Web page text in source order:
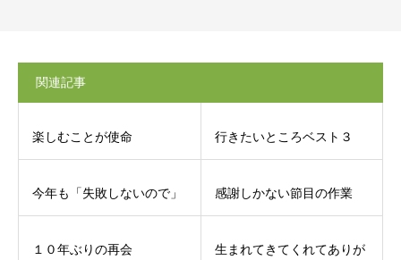
関連記事
楽しむことが使命 行きたいところベスト３
今年も「失敗しないので」 感謝しかない節目の作業
１０年ぶりの再会 生まれてきてくれてありが